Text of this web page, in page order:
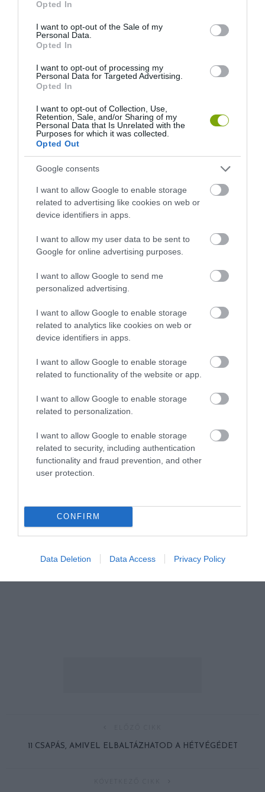
use your data for below specified purposes in below Google
consent section.
Opted In
I want to opt-out of the Sale of my
Personal Data.
Opted In
I want to opt-out of processing my
Personal Data for Targeted Advertising.
Opted In
I want to opt-out of Collection, Use,
Retention, Sale, and/or Sharing of my
Personal Data that Is Unrelated with the
Purposes for which it was collected.
Opted Out
Google consents
I want to allow Google to enable storage
related to advertising like cookies on web or
device identifiers in apps.
I want to allow my user data to be sent to
Google for online advertising purposes.
I want to allow Google to send me
personalized advertising.
I want to allow Google to enable storage
related to analytics like cookies on web or
device identifiers in apps.
I want to allow Google to enable storage
related to functionality of the website or app.
I want to allow Google to enable storage
related to personalization.
I want to allow Google to enable storage
related to security, including authentication
functionality and fraud prevention, and other
user protection.
CONFIRM
Data Deletion Data Access Privacy Policy
11 CSAPÁS, AMIVEL ELBALTÁZHATOD A HÉTVÉGÉDET